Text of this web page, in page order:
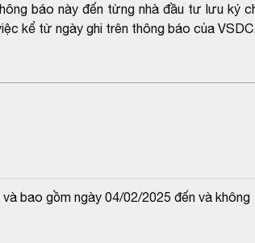
báo này đến từng nhà đầu tư lưu ký
kể từ ngày ghi trên thông báo của VSDC.
bao gồm ngày 04/02/2025 đến và không